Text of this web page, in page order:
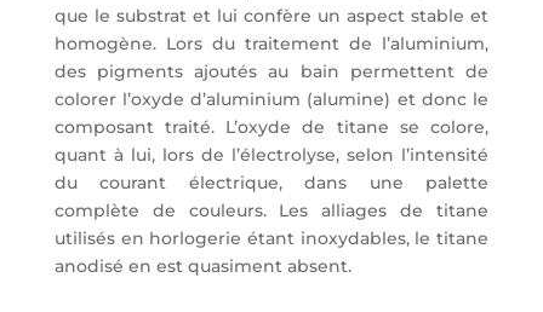
que le substrat et lui confère un aspect stable et
homogène. Lors du traitement de l’aluminium,
des pigments ajoutés au bain permettent de
colorer l’oxyde d’aluminium (alumine) et donc le
composant traité. L’oxyde de titane se colore,
quant à lui, lors de l’électrolyse, selon l’intensité
du courant électrique, dans une palette
complète de couleurs. Les alliages de titane
utilisés en horlogerie étant inoxydables, le titane
anodisé en est quasiment absent.